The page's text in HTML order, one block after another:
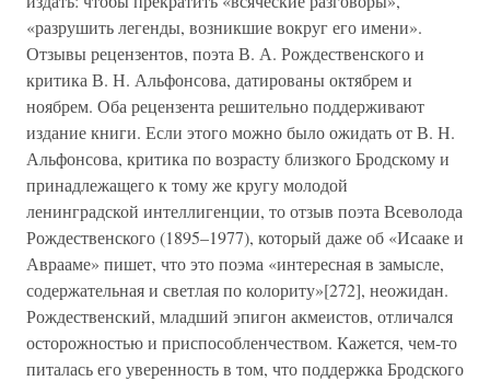
«разрушить легенды, возникшие вокруг его имени».
Отзывы рецензентов, поэта В. А. Рождественского и
критика В. Н. Альфонсова, датированы октябрем и
ноябрем. Оба рецензента решительно поддерживают
издание книги. Если этого можно было ожидать от В. Н.
Альфонсова, критика по возрасту близкого Бродскому и
принадлежащего к тому же кругу молодой
ленинградской интеллигенции, то отзыв поэта Всеволода
Рождественского (1895–1977), который даже об «Исааке и
Аврааме» пишет, что это поэма «интересная в замысле,
содержательная и светлая по колориту»[272], неожидан.
Рождественский, младший эпигон акмеистов, отличался
осторожностью и приспособленчеством. Кажется, чем-то
питалась его уверенность в том, что поддержка Бродского